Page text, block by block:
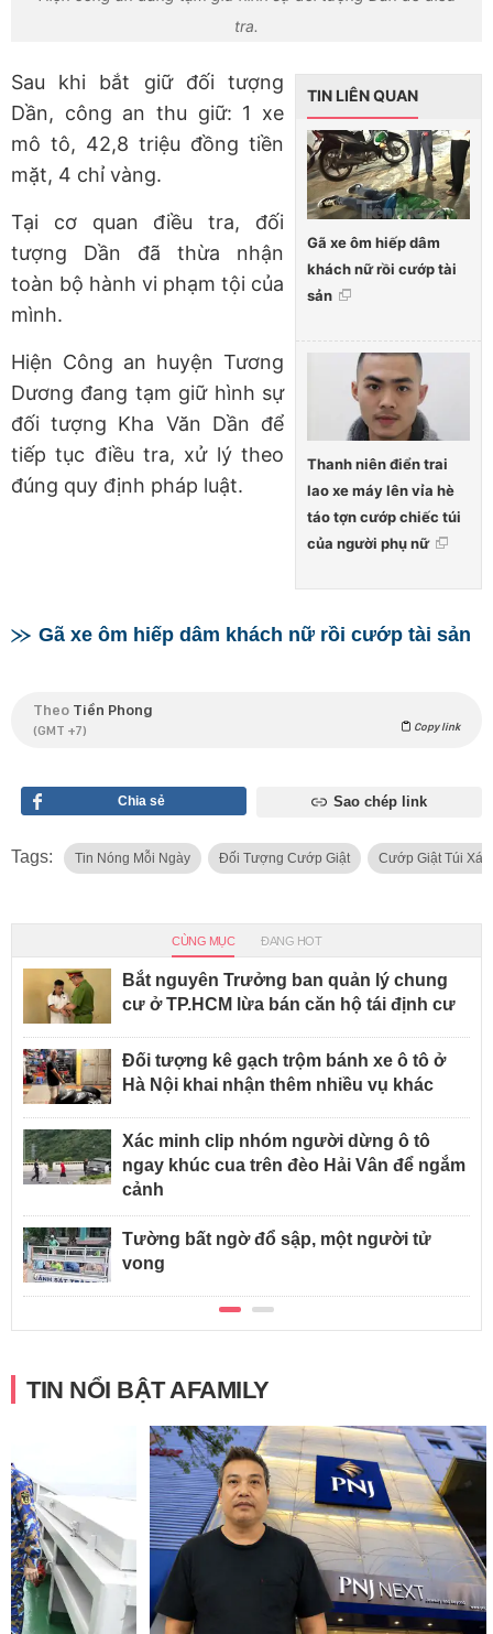
tra.
TIN LIÊN QUAN
Gã xe ôm hiếp dâm
khách nữ rồi cướp tài
sản
Thanh niên điển trai
lao xe máy lên vỉa hè
táo tợn cướp chiếc túi
của người phụ nữ
Sau khi bắt giữ đối tượng
Dần, công an thu giữ: 1 xe
mô tô, 42,8 triệu đồng tiền
mặt, 4 chỉ vàng.
Tại cơ quan điều tra, đối
tượng Dần đã thừa nhận
toàn bộ hành vi phạm tội của
mình.
Hiện Công an huyện Tương
Dương đang tạm giữ hình sự
đối tượng Kha Văn Dần để
tiếp tục điều tra, xử lý theo
đúng quy định pháp luật.
Gã xe ôm hiếp dâm khách nữ rồi cướp tài sản
Theo Tiền Phong
(GMT +7) Copy link
Chia sẻ Sao chép link
Tags: Tin Nóng Mỗi Ngày Đối Tượng Cướp Giật Cướp Giật Túi
CÙNG MỤC ĐANG HOT
Bắt nguyên Trưởng ban quản lý chung
cư ở TP.HCM lừa bán căn hộ tái định cư
Đối tượng kê gạch trộm bánh xe ô tô ở
Hà Nội khai nhận thêm nhiều vụ khác
Xác minh clip nhóm người dừng ô tô
ngay khúc cua trên đèo Hải Vân để ngắm
cảnh
Tường bất ngờ đổ sập, một người tử
vong
TIN NỔI BẬT AFAMILY